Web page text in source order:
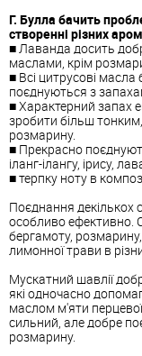
Г. Булла бачить
створенні різних
■ Лаванда досить
маслами, крім
■ Всі цитрусові
поєднуються з
■ Характерний запах
зробити більш
розмарину.
■ Прекрасно
іланг-ілангу, ірису,
■ терпку ноту в
Поєднання декількох
особливо ефективно.
бергамоту,
лимонної трави в
Мускатний шавлії
які одночасно
маслом м'яти перцевої
сильний, але добре
розмарину.